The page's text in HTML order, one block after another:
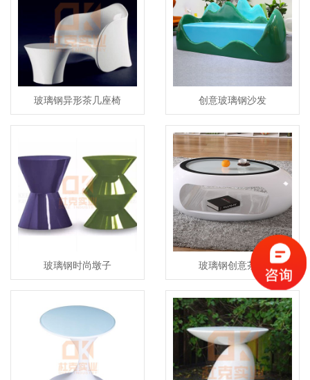
玻璃钢异形茶几座椅 创意玻璃钢沙发
玻璃钢时尚墩子 玻璃钢创意茶几